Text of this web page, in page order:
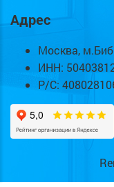
Адрес
Москва,
ИНН:
Р/С: